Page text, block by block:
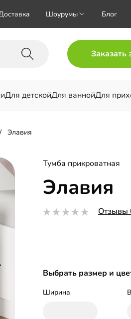
Шоурумы Блог
Заказать
Для детскойДля ваннойДля
Элавия
Тумба прикроватная
Элавия
Отзывы
Выбрать размер и
Ширина